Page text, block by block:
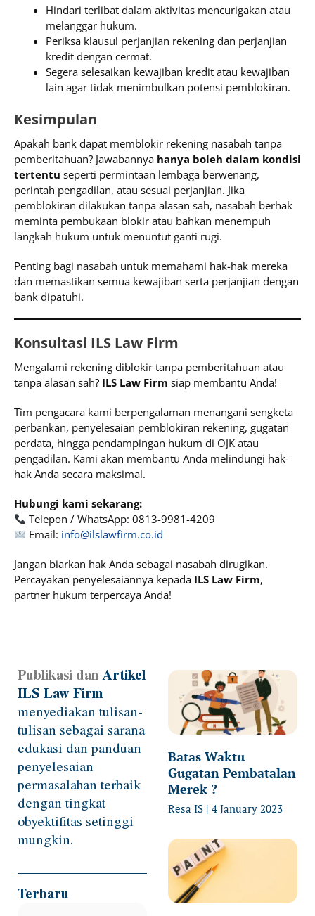
Hindari terlibat dalam aktivitas mencurigakan atau
melanggar hukum.
Periksa klausul perjanjian rekening dan perjanjian
kredit dengan cermat.
Segera selesaikan kewajiban kredit atau kewajiban
lain agar tidak menimbulkan potensi pemblokiran.
Kesimpulan
Apakah bank dapat memblokir rekening nasabah tanpa
pemberitahuan? Jawabannya hanya boleh dalam kondisi
tertentu seperti permintaan lembaga berwenang,
perintah pengadilan, atau sesuai perjanjian. Jika
pemblokiran dilakukan tanpa alasan sah, nasabah berhak
meminta pembukaan blokir atau bahkan menempuh
langkah hukum untuk menuntut ganti rugi.
Penting bagi nasabah untuk memahami hak-hak mereka
dan memastikan semua kewajiban serta perjanjian dengan
bank dipatuhi.
Konsultasi ILS Law Firm
Mengalami rekening diblokir tanpa pemberitahuan atau
tanpa alasan sah? ILS Law Firm siap membantu Anda!
Tim pengacara kami berpengalaman menangani sengketa
perbankan, penyelesaian pemblokiran rekening, gugatan
perdata, hingga pendampingan hukum di OJK atau
pengadilan. Kami akan membantu Anda melindungi hak-
hak Anda secara maksimal.
Hubungi kami sekarang:
Telepon / WhatsApp: 0813-9981-4209
Email: info@ilslawfirm.co.id
Jangan biarkan hak Anda sebagai nasabah dirugikan.
Percayakan penyelesaiannya kepada ILS Law Firm,
partner hukum terpercaya Anda!
Publikasi danArtikel
ILS Law Firm
menyediakan tulisan-
tulisan sebagai sarana
edukasi dan panduan
penyelesaian
permasalahan terbaik
dengan tingkat
obyektifitas setinggi
mungkin.
Terbaru
Batas Waktu
Gugatan Pembatalan
Merek ?
Resa IS 4 January 2023
PagePagePage Page